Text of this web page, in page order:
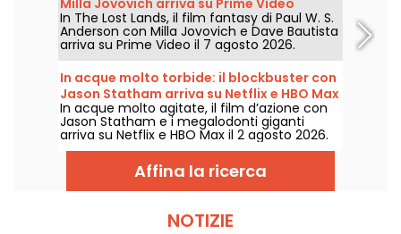
In The Lost Lands, il film fantasy di Paul W. S.
Anderson con Milla Jovovich e Dave Bautista
arriva su Prime Video il 7 agosto 2026.
In acque molto torbide: il blockbuster con
Jason Statham arriva su Netflix e HBO Max
In acque molto agitate, il film d’azione con
Jason Statham e i megalodonti giganti
arriva su Netflix e HBO Max il 2 agosto 2026.
Affina la ricerca
NOTIZIE